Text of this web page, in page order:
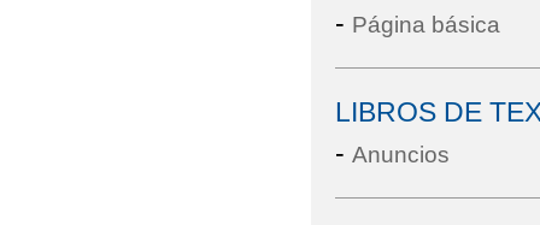
- Página básica
LIBROS DE
- Anuncios